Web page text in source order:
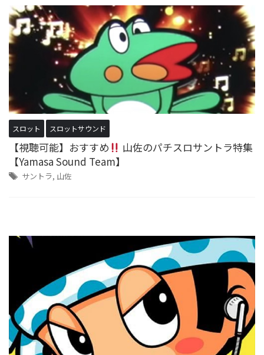
スロット スロットサウンド
【視聴可能】おすすめ
山佐のパチスロサントラ特集
【Yamasa Sound Team】
サントラ, 山佐